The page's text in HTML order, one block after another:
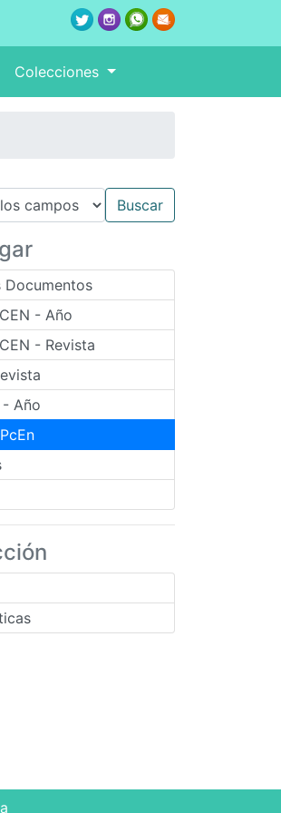
Colecciones
Documentos
- Año
- Revista
- Año